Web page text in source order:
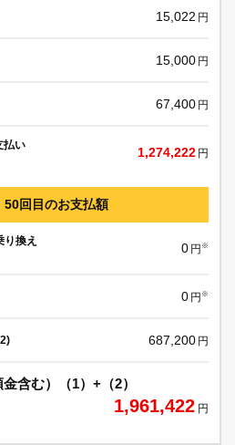
15,022 円
15,000 円
67,400 円
払い
1,274,222 円
50回目のお支払額
換え
0 円 ※
0 円 ※
687,200 円
含む）（1）+（2）
1,961,422 円